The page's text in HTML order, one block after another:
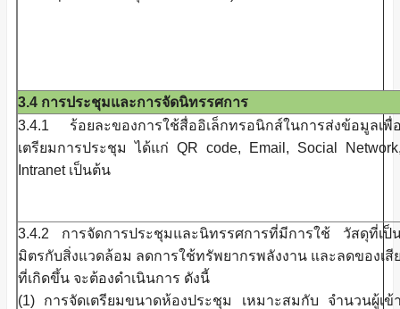
3.4 การประชุมและการจัดนิทรรศการ
3.4.1 ร้อยละของการใช้สื่ออิเล็กทรอนิกส์ในการส่งข้อมูลเพื่
เตรียมการประชุม ได้แก่ QR code, Email, Social
Intranet เป็นต้น
3.4.2 การจัดการประชุมและนิทรรศการที่มีการใช้ วัสดุที่เป็
มิตรกับสิ่งแวดล้อม ลดการใช้ทรัพยากรพลังงาน และลดของเสี
ที่เกิดขึ้น จะต้องดำเนินการ ดังนี้
(1) การจัดเตรียมขนาดห้องประชุม เหมาะสมกับ จำนวนผู้เข้